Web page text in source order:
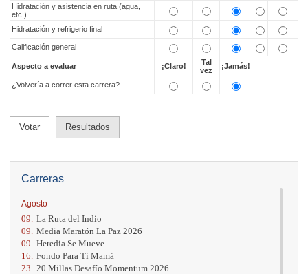
Carreras
Agosto
09. La Ruta del Indio
09. Media Maratón La Paz 2026
09. Heredia Se Mueve
16. Fondo Para Ti Mamá
23. 20 Millas Desafío Momentum 2026
Hidratación y asistencia en ruta (agua,
etc.)
Hidratación y refrigerio final
Calificación general
Aspecto a evaluar ¡Claro!
Tal
vez
¡Jamás!
¿Volvería a correr esta carrera?
Votar Resultados